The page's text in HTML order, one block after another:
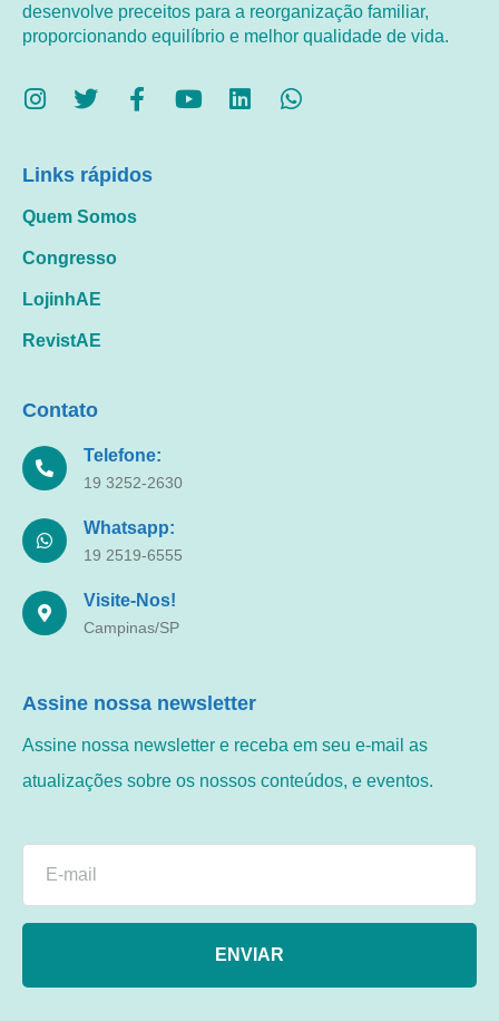
desenvolve preceitos para a reorganização familiar,
proporcionando equilíbrio e melhor qualidade de vida.
Links rápidos
Quem Somos
Congresso
LojinhAE
RevistAE
Contato
Telefone:
19 3252-2630
Whatsapp:
19 2519-6555
Visite-Nos!
Campinas/SP
Assine nossa newsletter
Assine nossa newsletter e receba em seu e-mail as
atualizações sobre os nossos conteúdos, e eventos.
ENVIAR